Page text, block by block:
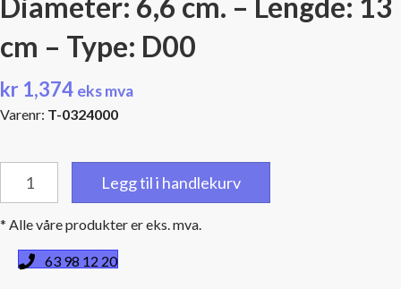
cm – Type: D00
kr 1,374 eks mva
Varenr: T-0324000
Muffler
3/8"
(9,5
mm.)
Legg til i handlekurv
* Alle våre produkter er eks. mva.
63 98 12 20